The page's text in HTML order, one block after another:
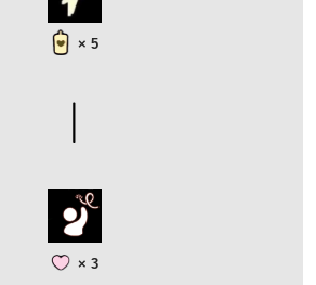
× 5
× 3